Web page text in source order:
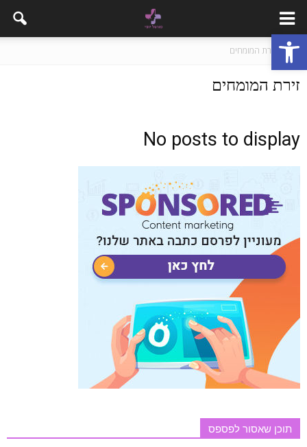
פתח סרגל נגישות
בית זירת המומחים
זירת המומחים
No posts to display
תוכן שאסור לפספס